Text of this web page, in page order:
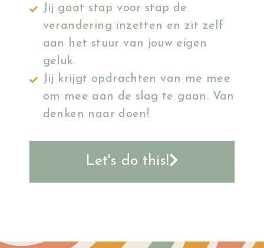
Jij gaat stap voor stap de
verandering inzetten en zit zelf
aan het stuur van jouw eigen
geluk.
Jij krijgt opdrachten van me mee
om mee aan de slag te gaan. Van
denken naar doen!
Let's do this!